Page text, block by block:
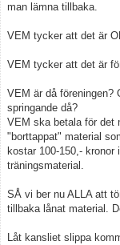
man lämna tillbaka.
VEM tycker att det är
VEM tycker att det är
VEM är då föreningen?
springande då?
VEM ska betala för det
"borttappat" material
kostar 100-150,-
träningsmaterial.
SÅ vi ber nu ALLA att
tillbaka lånat material.
Låt kansliet slippa